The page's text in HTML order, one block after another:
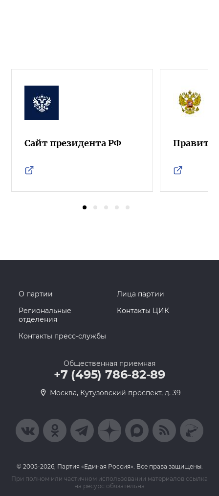
Сайт президента РФ
О партии
Лица партии
Региональные
отделения
Контакты ЦИК
Контакты пресс-службы
Общественная приемная
+7 (495) 786-82-89
Москва, Кутузовский проспект, д. 39
© 2005-2026, Партия «Единая Россия». Все права защищены.
При полном или частичном использовании материалов ссылка
на ресурс обязательна